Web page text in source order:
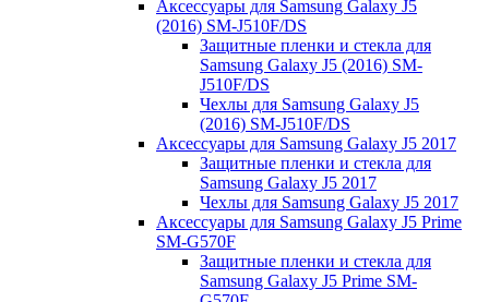
Аксессуары для Samsung Galaxy J5
(2016) SM-J510F/DS
Защитные пленки и стекла для
Samsung Galaxy J5 (2016) SM-
J510F/DS
Чехлы для Samsung Galaxy J5
(2016) SM-J510F/DS
Аксессуары для Samsung Galaxy J5 2017
Защитные пленки и стекла для
Samsung Galaxy J5 2017
Чехлы для Samsung Galaxy J5 2017
Аксессуары для Samsung Galaxy J5 Prime
SM-G570F
Защитные пленки и стекла для
Samsung Galaxy J5 Prime SM-